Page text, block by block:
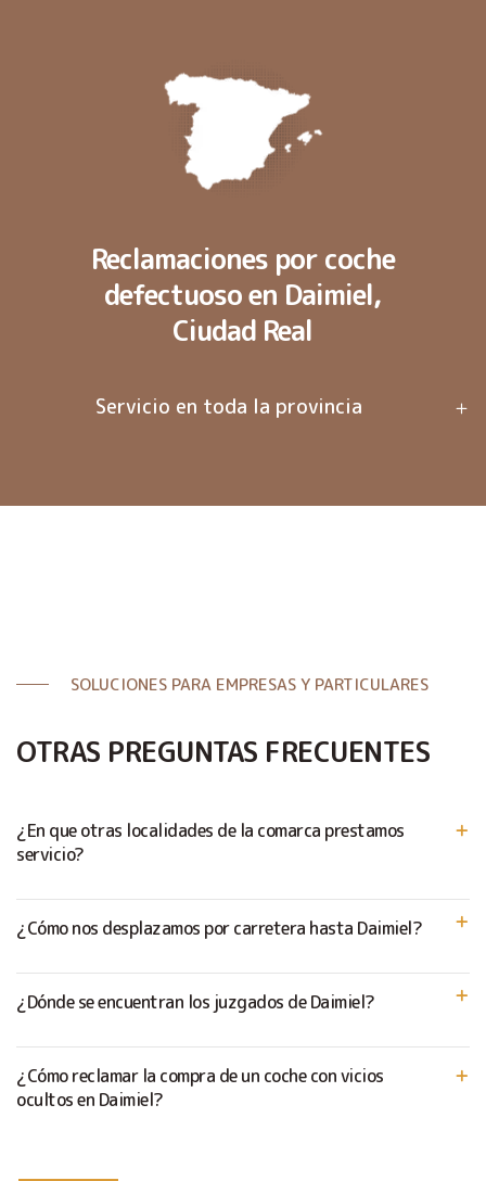
Reclamaciones por coche
defectuoso en Daimiel,
Ciudad Real
Servicio en toda la provincia
SOLUCIONES PARA EMPRESAS Y PARTICULARES
OTRAS PREGUNTAS FRECUENTES
¿En que otras localidades de la comarca prestamos
servicio?
¿Cómo nos desplazamos por carretera hasta Daimiel?
¿Dónde se encuentran los juzgados de Daimiel?
¿Cómo reclamar la compra de un coche con vicios
ocultos en Daimiel?